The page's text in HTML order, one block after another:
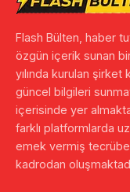
Flash Bülten, haber
özgün içerik sunan
yılında kurulan şirket
güncel bilgileri
içerisinde yer
farklı platformlarda
emek vermiş
kadrodan